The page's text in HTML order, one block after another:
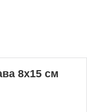
8х15 см